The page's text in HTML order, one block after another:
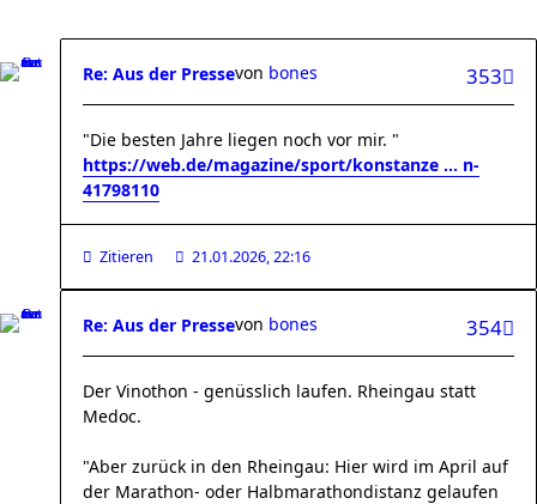
Re: Aus der Presse 353
von bones
"Die besten Jahre liegen noch vor mir. "
https://web.de/magazine/sport/konstanze ... n-
41798110
Zitieren 21.01.2026, 22:16
Re: Aus der Presse 354
von bones
Der Vinothon - genüsslich laufen. Rheingau statt
Medoc.
"Aber zurück in den Rheingau: Hier wird im April auf
der Marathon- oder Halbmarathondistanz gelaufen